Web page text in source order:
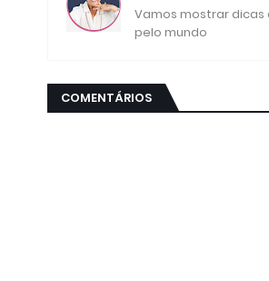
Vamos mostrar dicas
pelo mundo
COMENTÁRIOS